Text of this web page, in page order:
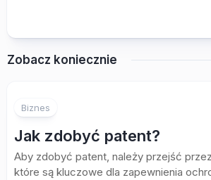
Zobacz koniecznie
Biznes
Jak zdobyć patent?
Aby zdobyć patent, należy przejść
które są kluczowe dla zapewnienia